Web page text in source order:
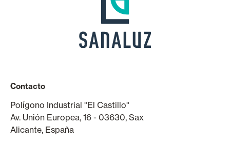
Contacto
Polígono Industrial "El Castillo"
Av. Unión Europea, 16 - 03630, Sax
Alicante, España